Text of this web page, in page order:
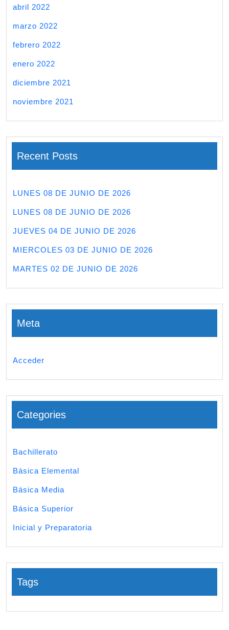
abril 2022
marzo 2022
febrero 2022
enero 2022
diciembre 2021
noviembre 2021
Recent Posts
LUNES 08 DE JUNIO DE 2026
LUNES 08 DE JUNIO DE 2026
JUEVES 04 DE JUNIO DE 2026
MIERCOLES 03 DE JUNIO DE 2026
MARTES 02 DE JUNIO DE 2026
Meta
Acceder
Categories
Bachillerato
Básica Elemental
Básica Media
Básica Superior
Inicial y Preparatoria
Tags